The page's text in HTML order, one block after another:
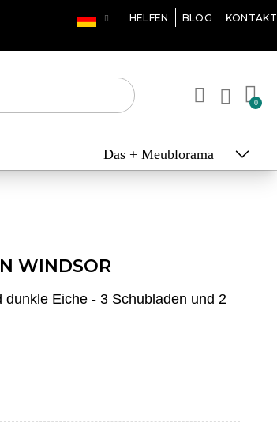
HELFEN BLOG KONTAKT
Das + Meublorama
WINDSOR
Eiche - 3 Schubladen und 2